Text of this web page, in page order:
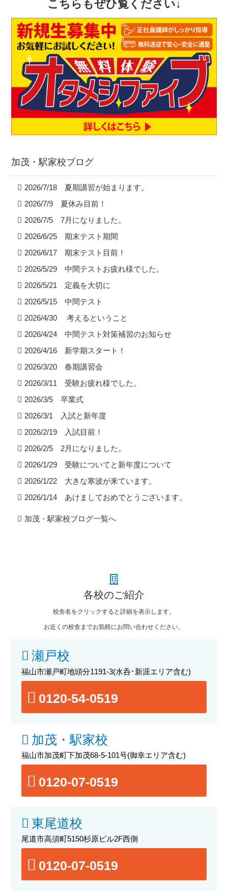
こちらもぜひ覧ください↓
加茂・駅家校ブログ
2026/7/18 夏期講習が始まります。
2026/7/9 夏休み目前！
2026/7/5 7月になりました。
2026/6/25 期末テスト期間
2026/6/17 期末テスト目前！
2026/5/29 中間テストお疲れ様でした。
2026/5/21 定義を大切に
2026/5/15 中間テスト
2026/4/30 考えるということ
2026/4/24 中間テスト対策補習のお知らせ
2026/4/16 新学期スタート！
2026/3/20 春期講習会
2026/3/11 受験お疲れ様でした。
2026/3/5 卒業式
2026/3/1 入試と新年度
2026/2/19 入試目前！
2026/2/5 2月になりました。
2026/1/29 受験についてと新年度について
2026/1/22 大きな寒波が来ています。
2026/1/14 あけましておめでとうございます。
加茂・駅家校ブログ一覧へ
各校のご紹介
校舎名をクリックすると詳細を表示します。
お近くの校舎までお気軽にお問い合わせください。
瀬戸校
福山市瀬戸町地頭分1191-3(水呑･新涯エリア含む)
0120-54-0519
加茂・駅家校
福山市加茂町下加茂68-5-101号(御幸エリア含む)
0120-07-0519
東尾道校
尾道市高須町5150杉原ビル2F西側
0120-07-0519